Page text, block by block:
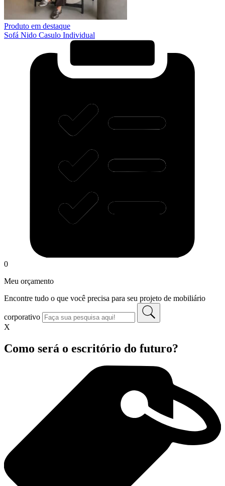
Produto em destaque
Sofá Nido Casulo Individual
0
Meu orçamento
Encontre tudo o que você precisa para seu projeto de mobiliário
corporativo
X
Como será o escritório do futuro?